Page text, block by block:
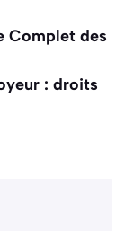
Complet des
: droits